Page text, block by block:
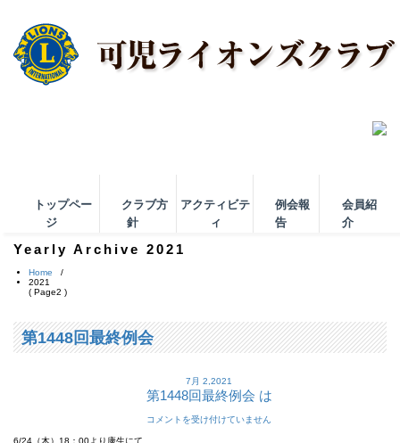
トップペー
ジ
クラブ方
針
アクティビテ
ィ
例会報
告
会員紹
介
Yearly Archive 2021
Home /
2021
( Page2 )
第1448回最終例会
7月 2,2021
第1448回最終例会 は
コメントを受け付けていません
6/24（木）18：00より康生にて